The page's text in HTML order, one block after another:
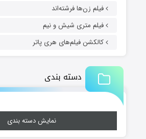
فیلم زن‌ها فرشته‌اند
فیلم متری شیش و نیم
کالکشن فیلم‌های هری پاتر
دسته بندی
نمایش دسته بندی